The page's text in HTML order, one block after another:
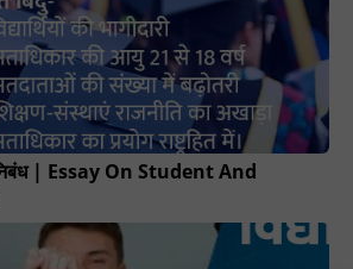
निबंध | Essay On Student And